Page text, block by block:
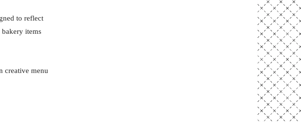
to reflect
items
creative menu